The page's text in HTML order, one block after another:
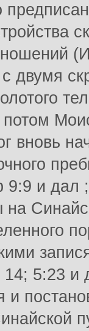
с двумя
потом
вновь
9:9 и дал
5:23 и
и